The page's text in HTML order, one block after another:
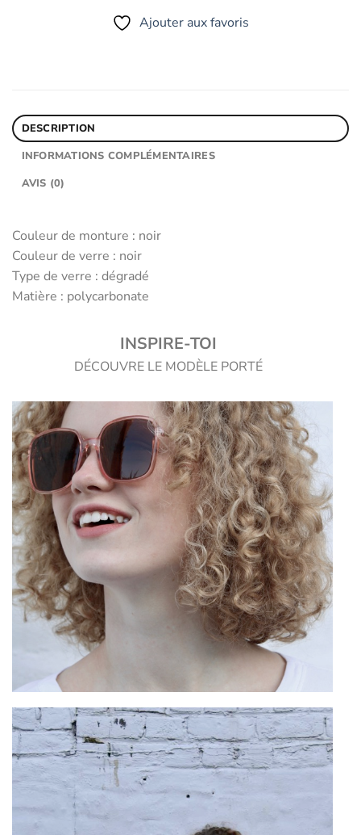
Ajouter aux favoris
DESCRIPTION
INFORMATIONS COMPLÉMENTAIRES
AVIS (0)
Couleur de monture : noir
Couleur de verre : noir
Type de verre : dégradé
Matière : polycarbonate
INSPIRE-TOI
DÉCOUVRE LE MODÈLE PORTÉ